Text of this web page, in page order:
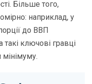
Більше того,
наприклад, у
до ВВП
ключові гравці
мінімуму.